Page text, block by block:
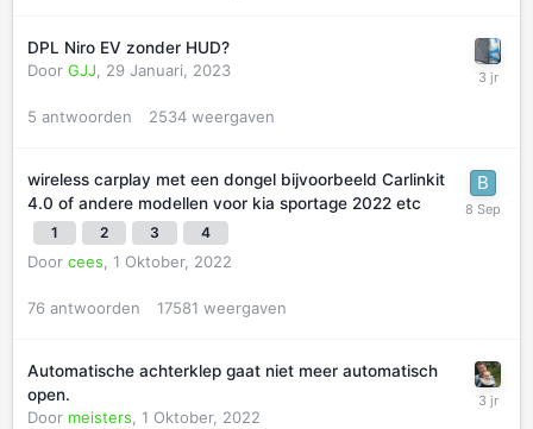
DPL Niro EV zonder HUD?
Door GJJ 29 Januari, 2023
5 antwoorden 2534 weergaven
wireless carplay met een dongel bijvoorbeeld Carlinkit
4.0 of andere modellen voor kia sportage 2022 etc
1 2 3 4
Door cees 1 Oktober, 2022
76 antwoorden 17581 weergaven
Automatische achterklep gaat niet meer automatisch
open.
Door meisters 1 Oktober, 2022